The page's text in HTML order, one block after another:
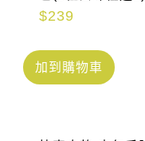
$239
加到購物車